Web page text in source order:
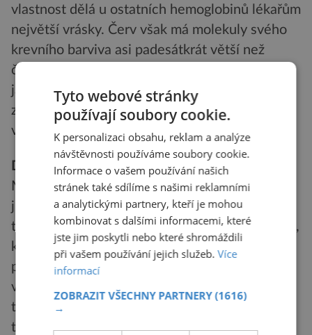
vlastnost dělá u ostatních hemoglobinů lékařům
největší vrásky. Červ však má molekuly svého
krevního barviva asi padesátkrát větší než
člověk, a tak se ve volné formě chová podobně
jako krvinka. Jeho jedinou nevýhodou je, že na
získání každého litru krve je zapotřebí vykrvit
velké množství červů.
Dávnověk krevních transfuzí
Myšlenkami na náhradu krve se zabývali lékaři
již v 17. století. Nejstarší dochovaný záznam
takového zákroku pochází z roku 1667 z Paříže,
kdy tamní ranhojiči tak dlouho pouštěli svému
patnáctiletému chlapci žilou, až jim málem
vykrvácel. Proto se rozhodli do něj znovu
trochu životodárné tekutiny nalít a využili k
tomu jako živou konzervu jednoho ze svých
Tyto webové stránky
používají soubory cookie.
K personalizaci obsahu, reklam a analýze
návštěvnosti používáme soubory cookie.
Informace o vašem používání našich
stránek také sdílíme s našimi reklamními
a analytickými partnery, kteří je mohou
kombinovat s dalšími informacemi, které
jste jim poskytli nebo které shromáždili
při vašem používání jejich služeb.Více
informací
ZOBRAZIT VŠECHNY PARTNERY(1616)
→